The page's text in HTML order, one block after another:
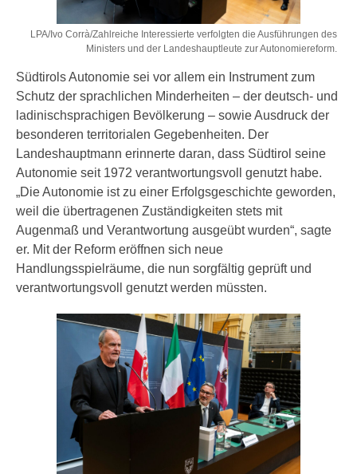
LPA/Ivo Corrà/Zahlreiche Interessierte verfolgten die Ausführungen des
Ministers und der Landeshauptleute zur Autonomiereform.
Südtirols Autonomie sei vor allem ein Instrument zum
Schutz der sprachlichen Minderheiten – der deutsch- und
ladinischsprachigen Bevölkerung – sowie Ausdruck der
besonderen territorialen Gegebenheiten. Der
Landeshauptmann erinnerte daran, dass Südtirol seine
Autonomie seit 1972 verantwortungsvoll genutzt habe.
„Die Autonomie ist zu einer Erfolgsgeschichte geworden,
weil die übertragenen Zuständigkeiten stets mit
Augenmaß und Verantwortung ausgeübt wurden“, sagte
er. Mit der Reform eröffnen sich neue
Handlungsspielräume, die nun sorgfältig geprüft und
verantwortungsvoll genutzt werden müssten.